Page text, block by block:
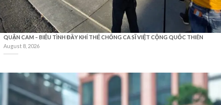
QUẬN CAM – BIỂU TÌNH ĐẦY KHÍ THẾ CHỐNG CA SĨ VIỆT CỘNG QUỐC THIÊN
August 8, 2026